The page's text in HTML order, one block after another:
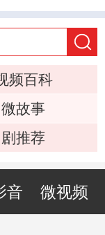
频百科
微故事
剧推荐
音 微视频